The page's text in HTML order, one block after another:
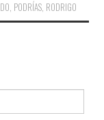
, PODRÍAS, RODRIGO